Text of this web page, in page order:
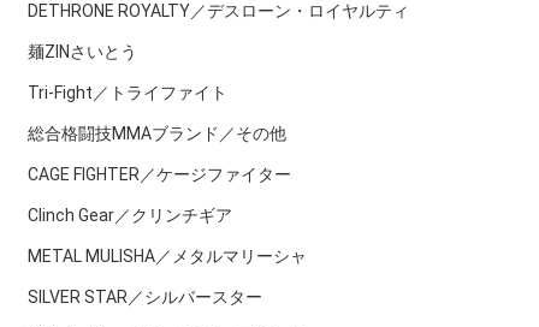
DETHRONE ROYALTY／デスローン・ロイヤルティ
麺ZINさいとう
Tri-Fight／トライファイト
総合格闘技MMAブランド／その他
CAGE FIGHTER／ケージファイター
Clinch Gear／クリンチギア
METAL MULISHA／メタルマリーシャ
SILVER STAR／シルバースター